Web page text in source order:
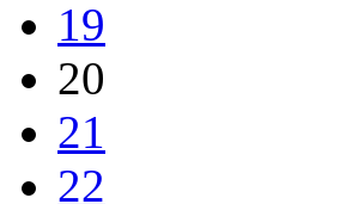
19
20
21
22